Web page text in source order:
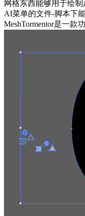
网格东西能够用于绘
AI菜单的文件-脚本下
MeshTormentor是一款